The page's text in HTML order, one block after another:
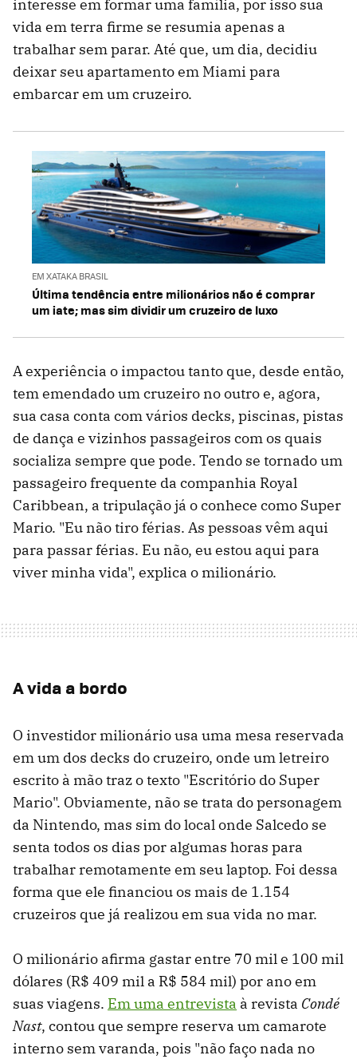
interesse em formar uma família, por isso sua
vida em terra firme se resumia apenas a
trabalhar sem parar. Até que, um dia, decidiu
deixar seu apartamento em Miami para
embarcar em um cruzeiro.
EM XATAKA BRASIL
Última tendência entre milionários não é comprar
um iate; mas sim dividir um cruzeiro de luxo
A experiência o impactou tanto que, desde então,
tem emendado um cruzeiro no outro e, agora,
sua casa conta com vários decks, piscinas, pistas
de dança e vizinhos passageiros com os quais
socializa sempre que pode. Tendo se tornado um
passageiro frequente da companhia Royal
Caribbean, a tripulação já o conhece como Super
Mario. "Eu não tiro férias. As pessoas vêm aqui
para passar férias. Eu não, eu estou aqui para
viver minha vida", explica o milionário.
A vida a bordo
O investidor milionário usa uma mesa reservada
em um dos decks do cruzeiro, onde um letreiro
escrito à mão traz o texto "Escritório do Super
Mario". Obviamente, não se trata do personagem
da Nintendo, mas sim do local onde Salcedo se
senta todos os dias por algumas horas para
trabalhar remotamente em seu laptop. Foi dessa
forma que ele financiou os mais de 1.154
cruzeiros que já realizou em sua vida no mar.
O milionário afirma gastar entre 70 mil e 100 mil
dólares (R$ 409 mil a R$ 584 mil) por ano em
suas viagens. Em uma entrevista à revista Condé
Nast, contou que sempre reserva um camarote
interno sem varanda, pois "não faço nada no